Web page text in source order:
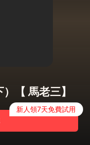
【 馬老三】
新人領7天免費試用